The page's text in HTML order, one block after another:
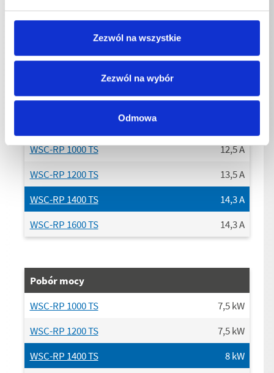
Zezwól na wszystkie
Zezwól na wybór
Odmowa
WSC-RP 1200 TS
50Hz
WSC-RP 1400 TS
Podłączenie Aktualna strona
WSC-RP 1000 TS
12,5A
WSC-RP 1200 TS
13,5A
WSC-RP 1400 TS
14,3A
WSC-RP 1600 TS
14,3A
Pobór mocy
WSC-RP 1000 TS
7,5kW
WSC-RP 1200 TS
7,5kW
WSC-RP 1400 TS
8kW